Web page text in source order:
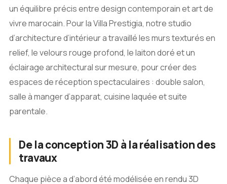
un équilibre précis entre design contemporain et art de
vivre marocain. Pour la Villa Prestigia, notre studio
d’architecture d’intérieur a travaillé les murs texturés en
relief, le velours rouge profond, le laiton doré et un
éclairage architectural sur mesure, pour créer des
espaces de réception spectaculaires : double salon,
salle à manger d’apparat, cuisine laquée et suite
parentale.
De la conception 3D à la réalisation des
travaux
Chaque pièce a d’abord été modélisée en rendu 3D